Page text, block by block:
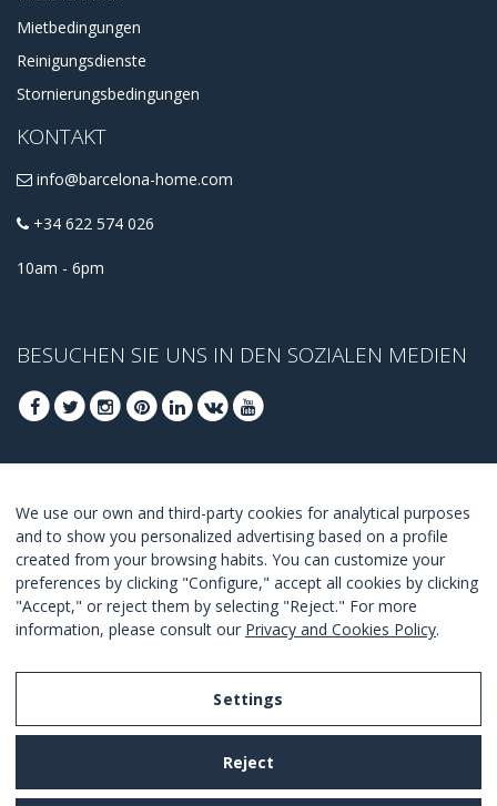
Mietbedingungen
Reinigungsdienste
Stornierungsbedingungen
KONTAKT
info@barcelona-home.com
+34 622 574 026
10am - 6pm
BESUCHEN SIE UNS IN DEN SOZIALEN MEDIEN
ZU ERHALTEN
ANMELDEN
I Agree with the terms and conditions
We use our own and third-party cookies for analytical purposes
and to show you personalized advertising based on a profile
created from your browsing habits. You can customize your
preferences by clicking "Configure," accept all cookies by clicking
"Accept," or reject them by selecting "Reject." For more
information, please consult our Privacy and Cookies Policy.
Settings
Reject
Legal Notice
Privacy and Cookies Policy